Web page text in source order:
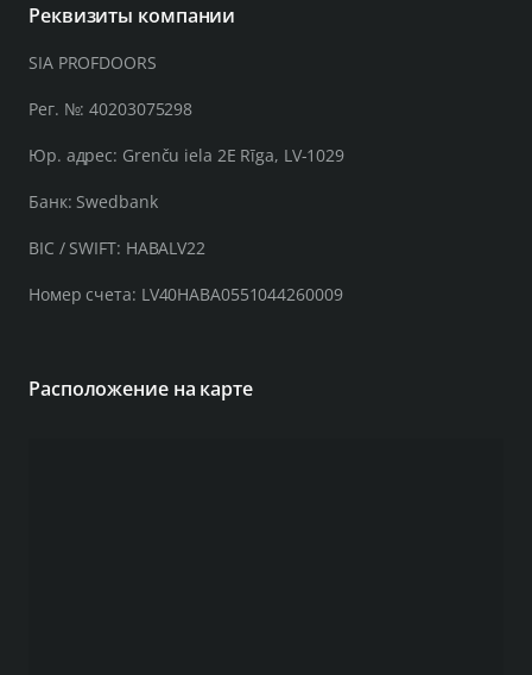
Реквизиты компании
SIA PROFDOORS
Рег. №: 40203075298
Юр. адрес: Grenču iela 2E Rīga, LV-1029
Банк: Swedbank
BIC / SWIFT: HABALV22
Номер счета: LV40HABA0551044260009
Расположение на карте